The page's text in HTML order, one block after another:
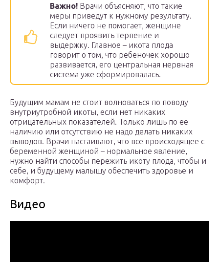
Важно! Врачи объясняют, что такие
меры приведут к нужному результату.
Если ничего не помогает, женщине
следует проявить терпение и
выдержку. Главное – икота плода
говорит о том, что ребеночек хорошо
развивается, его центральная нервная
система уже сформировалась.
Будущим мамам не стоит волноваться по поводу
внутриутробной икоты, если нет никаких
отрицательных показателей. Только лишь по ее
наличию или отсутствию не надо делать никаких
выводов. Врачи настаивают, что все происходящее с
беременной женщиной – нормальное явление,
нужно найти способы пережить икоту плода, чтобы и
себе, и будущему малышу обеспечить здоровье и
комфорт.
Видео